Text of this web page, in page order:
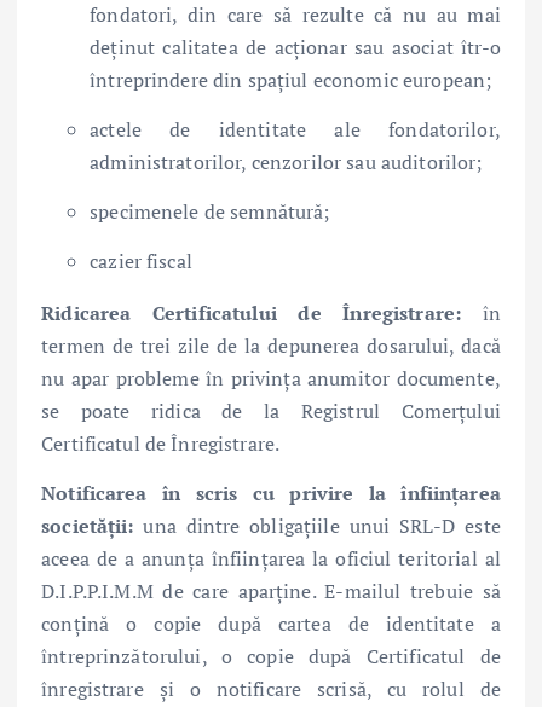
fondatori, din care să rezulte că nu au mai
deținut calitatea de acționar sau asociat îtr-o
întreprindere din spațiul economic european;
actele de identitate ale fondatorilor,
administratorilor, cenzorilor sau auditorilor;
specimenele de semnătură;
cazier fiscal
Ridicarea Certificatului de Înregistrare: în
termen de trei zile de la depunerea dosarului, dacă
nu apar probleme în privința anumitor documente,
se poate ridica de la Registrul Comerțului
Certificatul de Înregistrare.
Notificarea în scris cu privire la înființarea
societății:una dintre obligațiile unui SRL-D este
aceea de a anunța înființarea la oficiul teritorial al
D.I.P.P.I.M.M de care aparține. E-mailul trebuie să
conțină o copie după cartea de identitate a
întreprinzătorului, o copie după Certificatul de
înregistrare și o notificare scrisă, cu rolul de